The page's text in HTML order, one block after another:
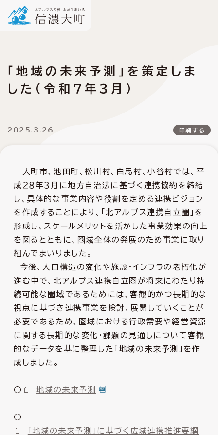
「地域の未来予測」を策定しま
した（令和７年３月）
2025.3.26 印刷する
大町市、池田町、松川村、白馬村、小谷村では、平
成２８年３月に地方自治法に基づく連携協約を締結
し、具体的な事業内容や役割を定める連携ビジョン
を作成することにより、「北アルプス連携自立圏」を
形成し、スケールメリットを活かした事業効果の向上
を図るとともに、圏域全体の発展のため事業に取り
組んでまいりました。
今後、人口構造の変化や施設・インフラの老朽化が
進む中で、北アルプス連携自立圏が将来にわたり持
続可能な圏域であるためには、客観的かつ長期的な
視点に基づき連携事業を検討、展開していくことが
必要であるため、圏域における行政需要や経営資源
に関する長期的な変化・課題の見通しについて客観
的なデータを基に整理した「地域の未来予測」を作
成しました。
○ 地域の未来予測
○
「地域の未来予測」に基づく広域連携推進要綱